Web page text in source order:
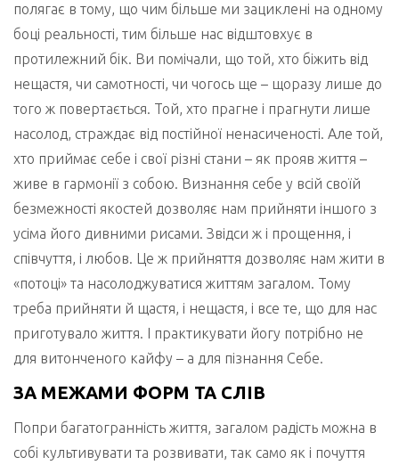
полягає в тому, що чим більше ми зациклені на одному
боці реальності, тим більше нас відштовхує в
протилежний бік. Ви помічали, що той, хто біжить від
нещастя, чи самотності, чи чогось ще – щоразу лише до
того ж повертається. Той, хто прагне і прагнути лише
насолод, страждає від постійної ненасиченості. Але той,
хто приймає себе і свої різні стани – як прояв життя –
живе в гармонії з собою. Визнання себе у всій своїй
безмежності якостей дозволяє нам прийняти іншого з
усіма його дивними рисами. Звідси ж і прощення, і
співчуття, і любов. Це ж прийняття дозволяє нам жити в
«потоці» та насолоджуватися життям загалом. Тому
треба прийняти й щастя, і нещастя, і все те, що для нас
приготувало життя. І практикувати йогу потрібно не
для витонченого кайфу – а для пізнання Себе.
ЗА МЕЖАМИ ФОРМ ТА СЛІВ
Попри багатогранність життя, загалом радість можна в
собі культивувати та розвивати, так само як і почуття